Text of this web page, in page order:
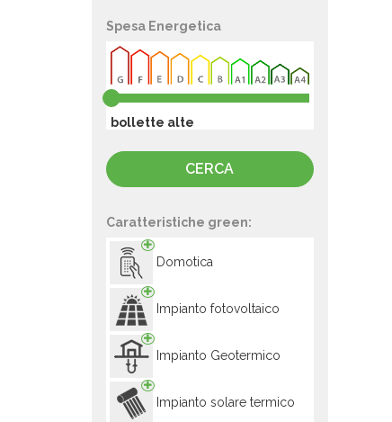
Spesa Energetica
bollette alte
Caratteristiche green:
Domotica
Impianto fotovoltaico
Impianto Geotermico
Impianto solare termico